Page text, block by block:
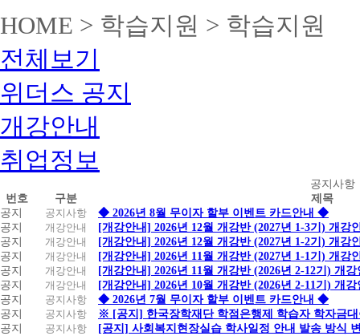
HOME > 학습지원 > 학습지원
전체보기
위더스 공지
개강안내
취업정보
지
사
항
공지사항
번호
구분
제목
공지
공지사항
◆ 2026년 8월 무이자 할부 이벤트 카드안내 ◆
공지
개강안내
[개강안내] 2026년 12월 개강반 (2027년 1-3기) 개강
공지
개강안내
[개강안내] 2026년 12월 개강반 (2027년 1-2기) 개강
공지
개강안내
[개강안내] 2026년 11월 개강반 (2027년 1-1기) 개강
공지
개강안내
[개강안내] 2026년 11월 개강반 (2026년 2-12기) 개강
공지
개강안내
[개강안내] 2026년 10월 개강반 (2026년 2-11기) 개강
공지
공지사항
◆ 2026년 7월 무이자 할부 이벤트 카드안내 ◆
공지
공지사항
※ [공지] 한국장학재단 학점은행제 학습자 학자금
공지
공지사항
[공지] 사회복지현장실습 학사일정 안내 발송 방식